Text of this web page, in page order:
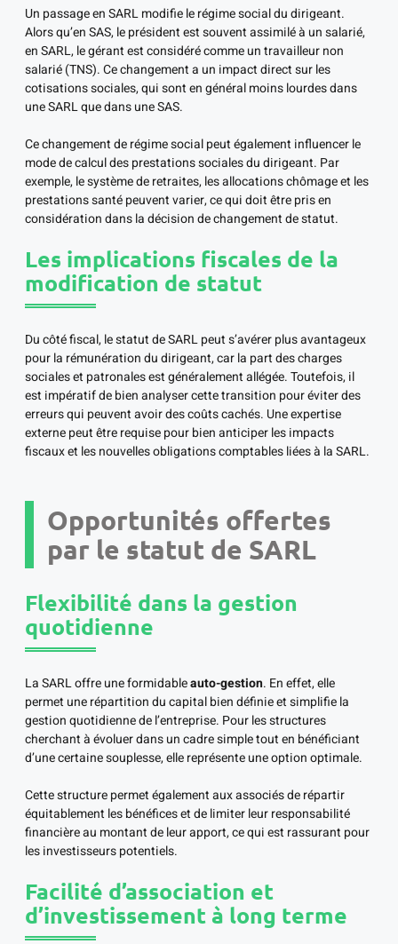
Un passage en SARL modifie le régime social du dirigeant.
Alors qu’en SAS, le président est souvent assimilé à un salarié,
en SARL, le gérant est considéré comme un travailleur non
salarié (TNS). Ce changement a un impact direct sur les
cotisations sociales, qui sont en général moins lourdes dans
une SARL que dans une SAS.
Ce changement de régime social peut également influencer le
mode de calcul des prestations sociales du dirigeant. Par
exemple, le système de retraites, les allocations chômage et les
prestations santé peuvent varier, ce qui doit être pris en
considération dans la décision de changement de statut.
Les implications fiscales de la
modification de statut
Du côté fiscal, le statut de SARL peut s’avérer plus avantageux
pour la rémunération du dirigeant, car la part des charges
sociales et patronales est généralement allégée. Toutefois, il
est impératif de bien analyser cette transition pour éviter des
erreurs qui peuvent avoir des coûts cachés. Une expertise
externe peut être requise pour bien anticiper les impacts
fiscaux et les nouvelles obligations comptables liées à la SARL.
Opportunités offertes
par le statut de SARL
Flexibilité dans la gestion
quotidienne
La SARL offre une formidableauto-gestion. En effet, elle
permet une répartition du capital bien définie et simplifie la
gestion quotidienne de l’entreprise. Pour les structures
cherchant à évoluer dans un cadre simple tout en bénéficiant
d’une certaine souplesse, elle représente une option optimale.
Cette structure permet également aux associés de répartir
équitablement les bénéfices et de limiter leur responsabilité
financière au montant de leur apport, ce qui est rassurant pour
les investisseurs potentiels.
Facilité d’association et
d’investissement à long terme